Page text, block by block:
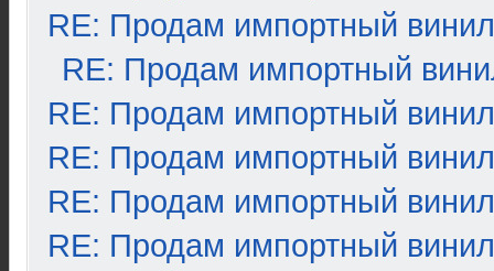
RE: Продам импортный винил
RE: Продам импортный
RE: Продам импортный винил
RE: Продам импортный винил
RE: Продам импортный винил
RE: Продам импортный винил